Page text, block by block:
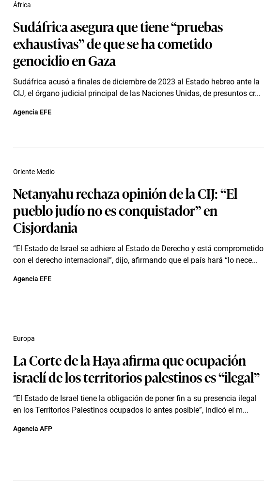
Sudáfrica asegura que tiene “pruebas
exhaustivas” de que se ha cometido
genocidio en Gaza
Sudáfrica acusó a finales de diciembre de 2023 al Estado hebreo ante la
CIJ, el órgano judicial principal de las Naciones Unidas, de presuntos cr...
África
Agencia EFE
Netanyahu rechaza opinión de la CIJ: “El
pueblo judío no es conquistador” en
Cisjordania
“El Estado de Israel se adhiere al Estado de Derecho y está comprometido
con el derecho internacional”, dijo, afirmando que el país hará “lo nece...
Oriente Medio
Agencia EFE
La Corte de la Haya afirma que ocupación
israelí de los territorios palestinos es “ilegal”
“El Estado de Israel tiene la obligación de poner fin a su presencia ilegal
en los Territorios Palestinos ocupados lo antes posible”, indicó el m...
Europa
Agencia AFP